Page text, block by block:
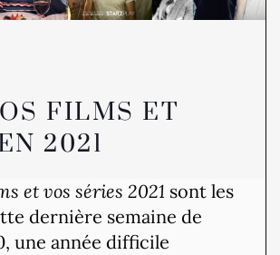
FILMS ET
2021
et vos séries 2021 sont les
dernière semaine de
une année difficile